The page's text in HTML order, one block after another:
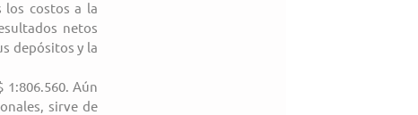
los costos a la
netos
depósitos y la
Aún
sirve de